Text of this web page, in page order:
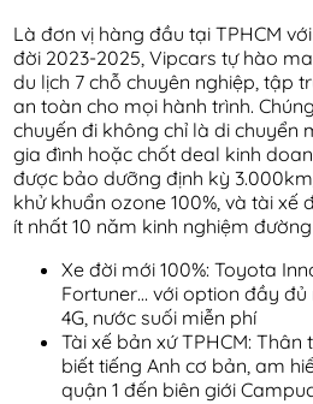
Là đơn vị hàng đầu tại TPHCM
đời 2023-2025, Vipcars tự hào
du lịch 7 chỗ chuyên nghiệp, tập
an toàn cho mọi hành trình.
chuyến đi không chỉ là di chuyển
gia đình hoặc chốt deal kinh
được bảo dưỡng định kỳ
khử khuẩn ozone 100%, và tài
ít nhất 10 năm kinh nghiệm
Xe đời mới 100%: Toyota
Fortuner… với option đầy đủ
4G, nước suối miễn phí
Tài xế bản xứ TPHCM: Thân
biết tiếng Anh cơ bản, am
quận 1 đến biên giới